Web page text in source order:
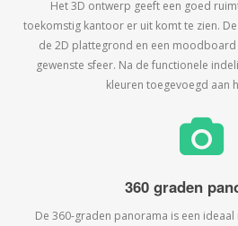
Het 3D ontwerp geeft een goed
toekomstig kantoor er uit komt te zien.
de 2D plattegrond en een
gewenste sfeer. Na de functionele
kleuren toegevoegd aan
360 graden
De 360-graden panorama is een